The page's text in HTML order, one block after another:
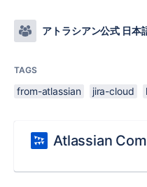
アトラシアン公式 日本
TAGS
from-atlassian jira-cloud
Atlassian